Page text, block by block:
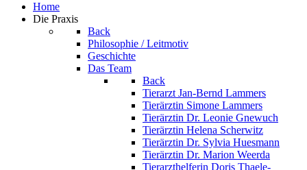
Home
Die Praxis
Back
Philosophie / Leitmotiv
Geschichte
Das Team
Back
Tierarzt Jan-Bernd Lammers
Tierärztin Simone Lammers
Tierärztin Dr. Leonie Gnewuch
Tierärztin Helena Scherwitz
Tierärztin Dr. Sylvia Huesmann
Tierärztin Dr. Marion Weerda
Tierarzthelferin Doris Thaele-